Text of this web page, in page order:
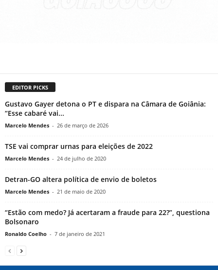
EDITOR PICKS
Gustavo Gayer detona o PT e dispara na Câmara de Goiânia:
“Esse cabaré vai...
Marcelo Mendes - 26 de março de 2026
TSE vai comprar urnas para eleições de 2022
Marcelo Mendes - 24 de julho de 2020
Detran-GO altera política de envio de boletos
Marcelo Mendes - 21 de maio de 2020
“Estão com medo? Já acertaram a fraude para 22?”, questiona
Bolsonaro
Ronaldo Coelho - 7 de janeiro de 2021